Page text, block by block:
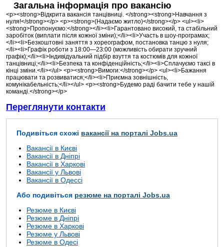
Загальна інформація про вакансію
<p><strong>Відкрита вакансія танцівниці. </strong><strong>Навчання з
нуля!</strong></p> <p><strong>(Надаємо житло)</strong></p> <ul><li>
<strong>Пропонуємо:</strong></li><li>Гарантовано високий, та стабільний
заробіток (виплати після кожної зміни);</li><li>Участь в шоу-програмах;
</li><li>Безкоштовні заняття з хореографом, постановка танцю з нуля;
</li><li>Графік роботи з 18:00—23:00 (можливість обирати зручний
графік);</li><li>Індивідуальний підбір взуття та костюмів для кожної
танцівниці;</li><li>Безпека та конфіденційність;</li><li>Сплачуємо таксі в
кінці зміни.</li></ul> <p><strong>Вимоги:</strong></p> <ul><li>Бажання
працювати та розвиватися;</li><li>Приємна зовнішність,
комунікабельність;</li></ul> <p><strong>Будемо раді бачити тебе у нашій
команді.</strong></p>
Переглянути контакти
Подивіться схожі вакансії на порталі Jobs.ua
Вакансії в Києві
Вакансії в Дніпрі
Вакансії в Харкові
Вакансії у Львові
Вакансії в Одессі
Або подивіться резюме на порталі Jobs.ua
Резюме в Києві
Резюме в Дніпрі
Резюме в Харкові
Резюме у Львові
Резюме в Одесі